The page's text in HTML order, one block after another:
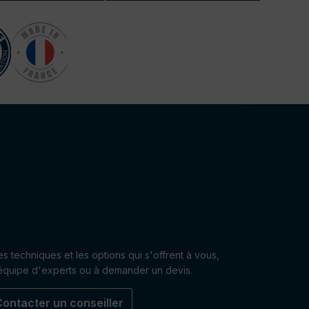
techniques et les options qui s'offrent à vous,
d'experts ou à demander un devis.
un conseiller